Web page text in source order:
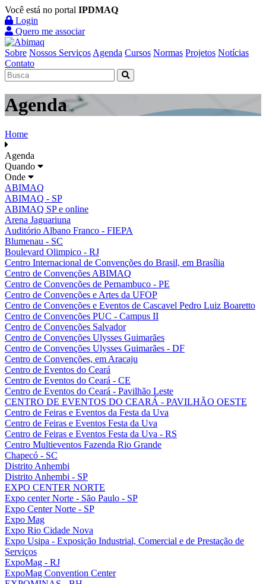
Você está no portal IPDMAQ
Login
Quero me associar
Sobre Nossos Serviços Agenda Cursos Normas Projetos Notícias
Contato
Agenda
Home
Agenda
Quando
Onde
ABIMAQ
ABIMAQ - SP
ABIMAQ SP e online
Arena Jaguariuna
Auditório Albano Franco - FIEPA
Blumenau - SC
Boulevard Olimpico - RJ
Centro Internacional de Convenções do Brasil, em Brasília
Centro de Convenções ABIMAQ
Centro de Convenções de Pernambuco - PE
Centro de Convenções e Artes da UFOP
Centro de Convenções e Eventos de Cascavel Pedro Luiz Boaretto
Centro de Convenções PUC - Campus II
Centro de Convenções Salvador
Centro de Convenções Ulysses Guimarães
Centro de Convenções Ulysses Guimarães - DF
Centro de Convenções, em Aracaju
Centro de Eventos do Ceará
Centro de Eventos do Ceará - CE
Centro de Eventos do Ceará - Pavilhão Leste
CENTRO DE EVENTOS DO CEARÁ - PAVILHÃO OESTE
Centro de Feiras e Eventos da Festa da Uva
Centro de Feiras e Eventos Festa da Uva
Centro de Feiras e Eventos Festa da Uva - RS
Centro Multieventos Fazenda Rio Grande
Chapecó - SC
Distrito Anhembi
Distrito Anhembi - SP
EXPO CENTER NORTE
Expo center Norte - São Paulo - SP
Expo Center Norte - SP
Expo Mag
Expo Rio Cidade Nova
Expo Usipa - Exposição Industrial, Comercial e de Prestação de
Serviços
ExpoMag - RJ
ExpoMag Convention Center